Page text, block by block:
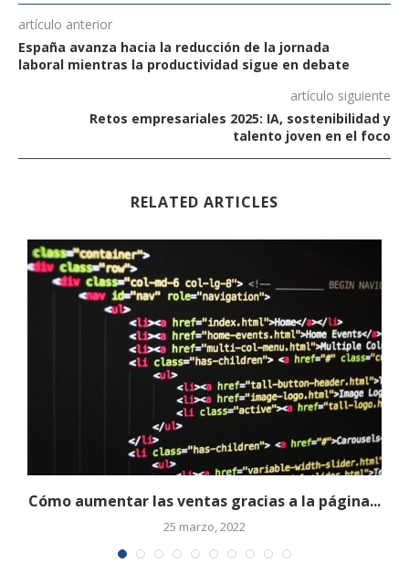
artículo anterior
España avanza hacia la reducción de la jornada
laboral mientras la productividad sigue en debate
artículo siguiente
Retos empresariales 2025: IA, sostenibilidad y
talento joven en el foco
RELATED ARTICLES
Cómo aumentar las ventas gracias a la página...
25 marzo, 2022